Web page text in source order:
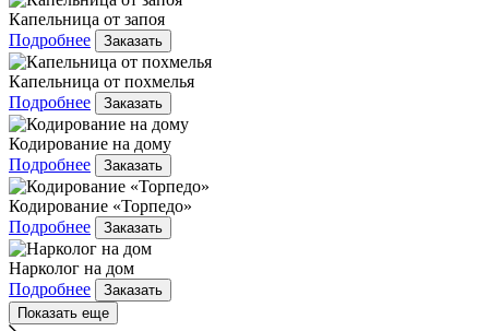
Капельница от запоя
Подробнее
Заказать
Капельница от похмелья
Подробнее
Заказать
Кодирование на дому
Подробнее
Заказать
Кодирование «Торпедо»
Подробнее
Заказать
Нарколог на дом
Подробнее
Заказать
Показать еще